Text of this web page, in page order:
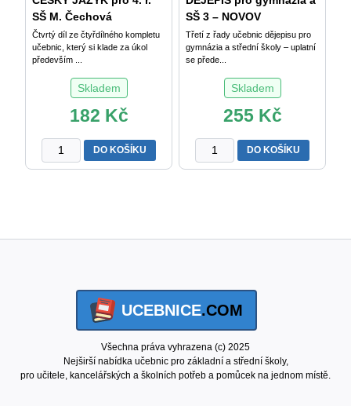
SŠ M. Čechová
Čtvrtý díl ze čtyřdílného kompletu
učebnic, který si klade za úkol
především ...
Skladem
182 Kč
ČESKÝ
JAZYK
DO KOŠÍKU
SŠ 3 – NOVOV
Třetí z řady učebnic dějepisu pro
gymnázia a střední školy – uplatní
se přede...
Skladem
255 Kč
DĚJEPIS
pro
Čornej
a
kol.
množství
DO KOŠÍKU
UCEBNICE.COM
Všechna práva vyhrazena (c) 2025
Nejširší nabídka učebnic pro základní a střední školy,
pro učitele, kancelářských a školních potřeb a pomůcek na jednom místě.